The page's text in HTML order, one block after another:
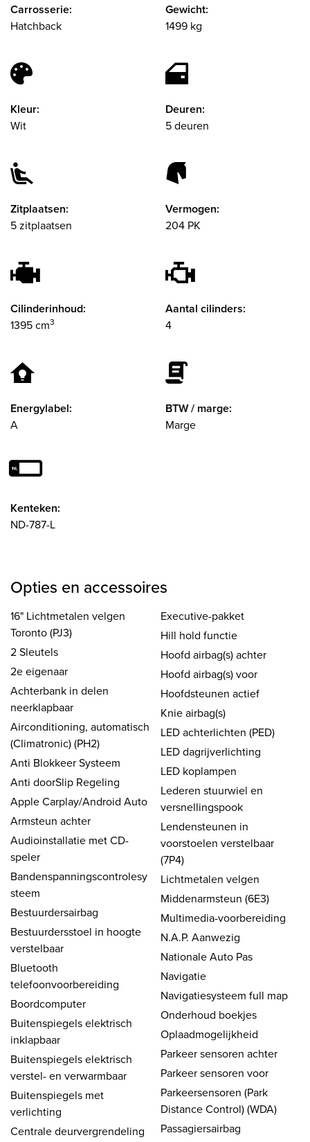
Carrosserie:
Hatchback
Gewicht:
1499 kg
Kleur:
Wit
Deuren:
5 deuren
Zitplaatsen:
5 zitplaatsen
Vermogen:
204 PK
Cilinderinhoud:
1395 cm3
Aantal cilinders:
4
Energylabel:
A
BTW / marge:
Marge
Kenteken:
ND-787-L
Opties en accessoires
16" Lichtmetalen velgen
Toronto (PJ3)
2 Sleutels
2e eigenaar
Achterbank in delen
neerklapbaar
Airconditioning, automatisch
(Climatronic) (PH2)
Anti Blokkeer Systeem
Anti doorSlip Regeling
Apple Carplay/Android Auto
Armsteun achter
Audioinstallatie met CD-
speler
Bandenspanningscontrolesy
steem
Bestuurdersairbag
Bestuurdersstoel in hoogte
verstelbaar
Bluetooth
telefoonvoorbereiding
Boordcomputer
Buitenspiegels elektrisch
inklapbaar
Buitenspiegels elektrisch
verstel- en verwarmbaar
Buitenspiegels met
verlichting
Centrale deurvergrendeling
Executive-pakket
Hill hold functie
Hoofd airbag(s) achter
Hoofd airbag(s) voor
Hoofdsteunen actief
Knie airbag(s)
LED achterlichten (PED)
LED dagrijverlichting
LED koplampen
Lederen stuurwiel en
versnellingspook
Lendensteunen in
voorstoelen verstelbaar
(7P4)
Lichtmetalen velgen
Middenarmsteun (6E3)
Multimedia-voorbereiding
N.A.P. Aanwezig
Nationale Auto Pas
Navigatie
Navigatiesysteem full map
Onderhoud boekjes
Oplaadmogelijkheid
Parkeer sensoren achter
Parkeer sensoren voor
Parkeersensoren (Park
Distance Control) (WDA)
Passagiersairbag